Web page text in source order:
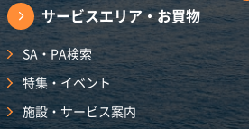
サービスエリア・お買物
SA・PA検索
特集・イベント
施設・サービス案内